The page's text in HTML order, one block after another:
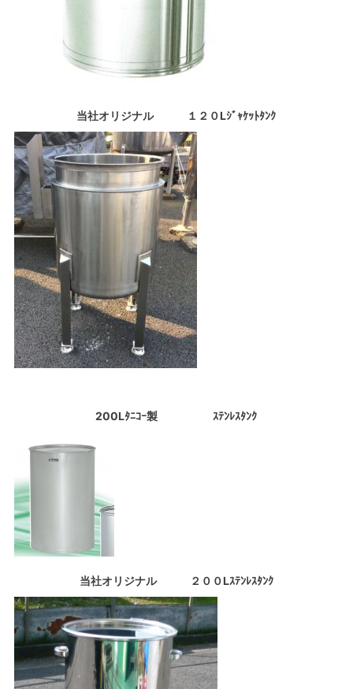
当社オリジナル １２０Lｼﾞｬｹｯﾄﾀﾝｸ
200Lﾀﾆｺｰ製 ｽﾃﾝﾚｽﾀﾝｸ
当社オリジナル ２００Lｽﾃﾝﾚｽﾀﾝｸ